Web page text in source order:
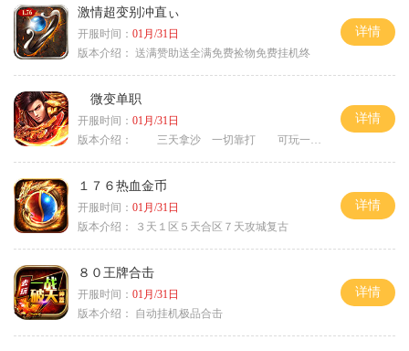
激情超变别冲直ぃ
开服时间： 01月/31日
版本介绍： 送满赞助送全满免费捡物免费挂机终
详情
微变单职
开服时间： 01月/31日
版本介绍：
三天拿沙 一切靠打 可玩一年
详情
１７６热血金币
开服时间： 01月/31日
版本介绍：
３天１区５天合区７天攻城复古
详情
８０王牌合击
开服时间： 01月/31日
版本介绍：
自动挂机极品合击
详情